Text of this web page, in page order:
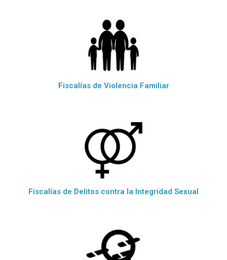
Fiscalías de Violencia Familiar
Fiscalías de Delitos contra la Integridad Sexual